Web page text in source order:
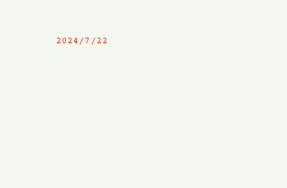
2024/7/22